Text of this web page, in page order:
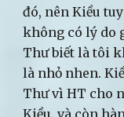
đó, nên Kiều
không có lý do
Thư biết là tôi
là nhỏ nhen.
Thư vì HT cho
Kiều, và còn